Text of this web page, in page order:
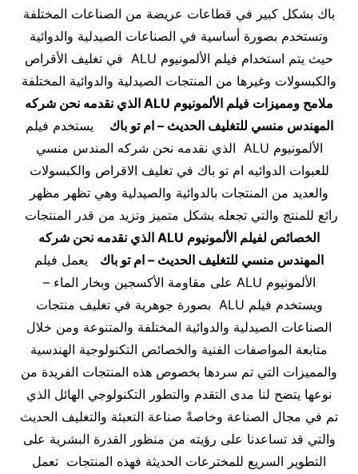
باك بشكل كبير في قطاعات عريضة من الصناعات المختلفة
وتستخدم بصورة أساسية في الصناعات الصيدلية والدوائية
حيث يتم استخدام فيلم الألمونيوم ALU في تغليف الأقراص
والكبسولات وغيرها من المنتجات الصيدلية والدوائية المختلفة
ملامح ومميزات فيلم الألمونيوم ALU الذي نقدمه نحن شركه
المهندس منسي للتغليف الحديث – ام تو باك يستخدم فيلم
الألمونيوم ALU الذي نقدمه نحن شركه المندس منسي
للعبوات الدوائيه ام تو باك في تغليف الاقراص والكبسولات
والعديد من المنتجات بالدوائية والصيدلية وهي تظهر مظهر
رائع للمنتج والتي تجعله بشكل متميز وتزيد من قدر المنتجات
الخصائص لفيلم الألمونيوم ALU الذي نقدمه نحن شركه
المهندس منسي للتغليف الحديث – ام تو باك يعمل فيلم
الألمونيوم ALU على مقاومة الأكسجين وبخار الماء –
ويستخدم فيلم ALU بصورة جوهرية في تغليف منتجات
الصناعات الصيدلية والدوائية المختلفة والمتنوعة ومن خلال
متابعة المواصفات الفنية والخصائص التكنولوجية الهندسية
والمميزات التي تم سردها بخصوص هذه المنتجات الفريدة من
نوعها يتضح لنا مدى التقدم والتطور التكنولوجي الهائل الذي
تم في مجال الصناعة وخاصةً صناعة التعبئة والتغليف الحديث
والتي قد تساعدنا على رؤيته من منظور القدرة البشرية على
التطوير السريع للمخترعات الحديثة فهذه المنتجات تعمل